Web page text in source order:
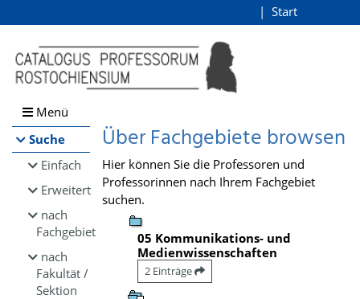
Browsen
direkt zum Inhalt
Start
Menü
Suche
Einfach
Erweitert
nach
Fachgebiet
nach
Fakultät /
Sektion
Über Fachgebiete browsen
Hier können Sie die Professoren und
Professorinnen nach Ihrem Fachgebiet
suchen.
05 Kommunikations- und
Medienwissenschaften
2 Einträge